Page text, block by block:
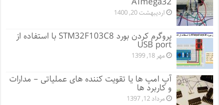
اردیبهشت 20, 1400
پروگرم کردن بورد STM32F103C8 با استفاده از
USB port
مهر 18, 1399
آپ امپ ها یا تقویت کننده های عملیاتی – مدارات
و کاربرد ها
مرداد 12, 1397